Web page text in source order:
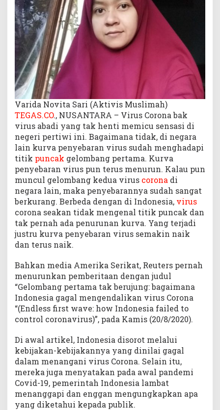
Varida Novita Sari (Aktivis Muslimah)
TEGAS.CO., NUSANTARA – Virus Corona bak
virus abadi yang tak henti memicu sensasi di
negeri pertiwi ini. Bagaimana tidak, di negara
lain kurva penyebaran virus sudah menghadapi
titik puncak gelombang pertama. Kurva
penyebaran virus pun terus menurun. Kalau pun
muncul gelombang kedua virus corona di
negara lain, maka penyebarannya sudah sangat
berkurang. Berbeda dengan di Indonesia, virus
corona seakan tidak mengenal titik puncak dan
tak pernah ada penurunan kurva. Yang terjadi
justru kurva penyebaran virus semakin naik
dan terus naik.
Bahkan media Amerika Serikat, Reuters pernah
menurunkan pemberitaan dengan judul
“Gelombang pertama tak berujung: bagaimana
Indonesia gagal mengendalikan virus Corona
“(Endless first wave: how Indonesia failed to
control coronavirus)”, pada Kamis (20/8/2020).
Di awal artikel, Indonesia disorot melalui
kebijakan-kebijakannya yang dinilai gagal
dalam menangani virus Corona. Selain itu,
mereka juga menyatakan pada awal pandemi
Covid-19, pemerintah Indonesia lambat
menanggapi dan enggan mengungkapkan apa
yang diketahui kepada publik.